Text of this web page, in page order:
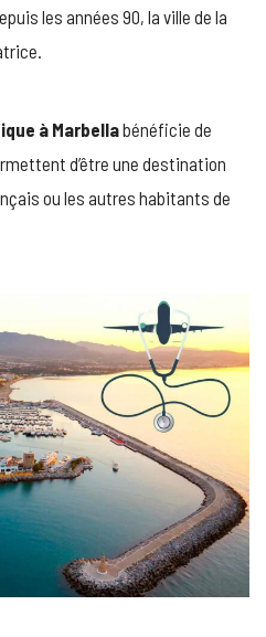
AVANTAGES
les années 90, la ville de la
à Marbellabénéficie de
d’être une destination
ou les autres habitants de